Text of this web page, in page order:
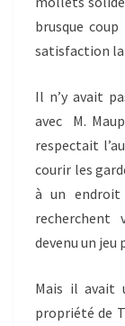
brusque
satisfaction la
Il n’y avait
avec M.
respectait
courir les
à un endroit
recherchent
devenu un jeu
Mais il avait
propriété de